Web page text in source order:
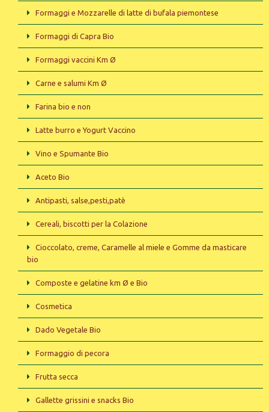
Formaggi e Mozzarelle di latte di bufala piemontese
Formaggi di Capra Bio
Formaggi vaccini Km Ø
Carne e salumi Km Ø
Farina bio e non
Latte burro e Yogurt Vaccino
Vino e Spumante Bio
Aceto Bio
Antipasti, salse,pesti,patè
Cereali, biscotti per la Colazione
Cioccolato, creme, Caramelle al miele e Gomme da masticare
bio
Composte e gelatine km Ø e Bio
Cosmetica
Dado Vegetale Bio
Formaggio di pecora
Frutta secca
Gallette grissini e snacks Bio